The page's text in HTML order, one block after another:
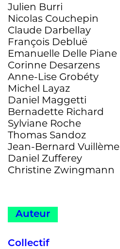
Julien Burri
Nicolas Couchepin
Claude Darbellay
François Debluë
Emanuelle Delle Piane
Corinne Desarzens
Anne-Lise Grobéty
Michel Layaz
Daniel Maggetti
Bernadette Richard
Sylviane Roche
Thomas Sandoz
Jean-Bernard Vuillème
Daniel Zufferey
Christine Zwingmann
Auteur
Collectif